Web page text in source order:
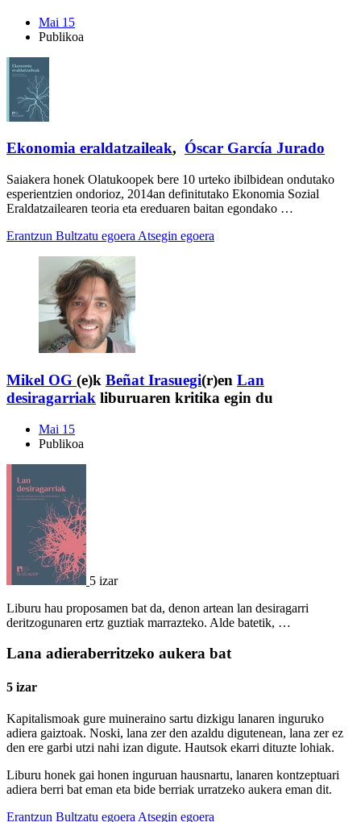
Mai 15
Publikoa
Ekonomia eraldatzaileak, Óscar García Jurado
Saiakera honek Olatukoopek bere 10 urteko ibilbidean ondutako
esperientzien ondorioz, 2014an definitutako Ekonomia Sozial
Eraldatzailearen teoria eta ereduaren baitan egondako …
Erantzun Bultzatu egoera Atsegin egoera
Mikel OG (e)k Beñat Irasuegi(r)en Lan
desiragarriak liburuaren kritika egin du
Mai 15
Publikoa
5 izar
Liburu hau proposamen bat da, denon artean lan desiragarri
deritzogunaren ertz guztiak marrazteko. Alde batetik, …
Lana adieraberritzeko aukera bat
5 izar
Kapitalismoak gure muineraino sartu dizkigu lanaren inguruko
adiera gaiztoak. Noski, lana zer den azaldu digutenean, lana zer ez
den ere garbi utzi nahi izan digute. Hautsok ekarri dituzte lohiak.
Liburu honek gai honen inguruan hausnartu, lanaren kontzeptuari
adiera berri bat eman eta bide berriak urratzeko aukera eman dit.
Erantzun Bultzatu egoera Atsegin egoera